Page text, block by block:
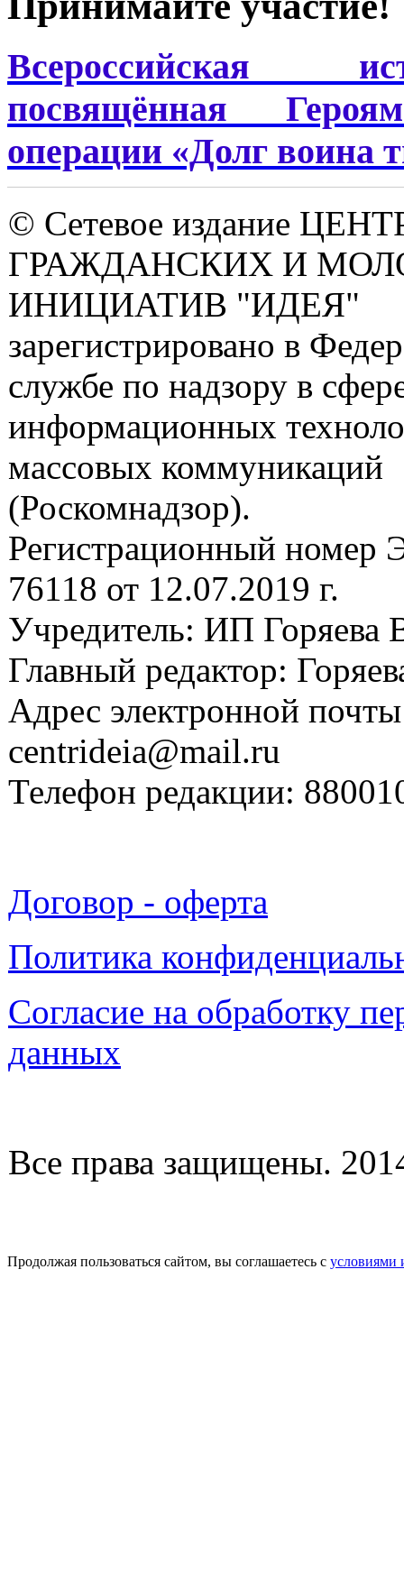
Всероссийская
посвящённая
операции «Долг
© Сетевое издание
ГРАЖДАНСКИХ И
ИНИЦИАТИВ "ИДЕЯ"
зарегистрировано в
службе по надзору в
информационных
массовых коммуникаций
(Роскомнадзор).
Регистрационный
76118 от 12.07.2019 г.
Учредитель: ИП Горяева
Главный редактор:
Адрес электронной
centrideia@mail.ru
Телефон редакции:
Договор - оферта
Политика
Согласие на обработку
данных
Все права защищены.
Продолжая пользоваться сайтом, вы соглашаетесь с условиями